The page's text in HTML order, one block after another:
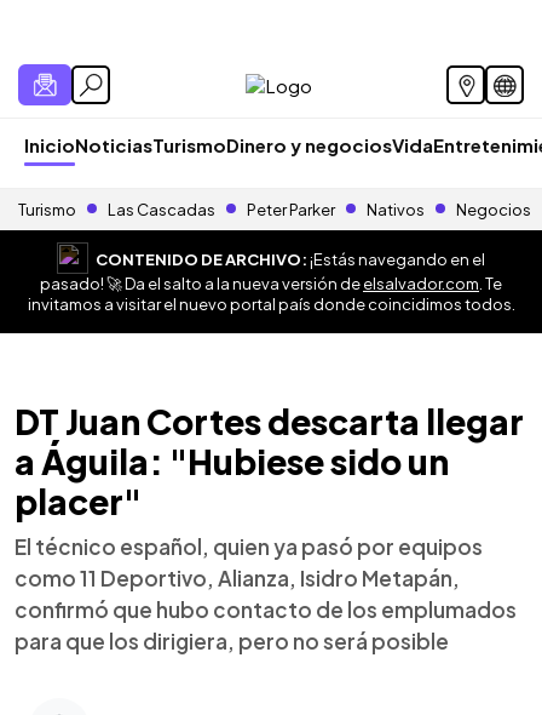
InicioNoticiasTurismoDinero y negociosVida
Turismo Las Cascadas Peter Parker Nativos Negocios
CONTENIDO DE ARCHIVO:¡Estás navegando en el
pasado! 🚀 Da el salto a la nueva versión deelsalvador.com . Te
invitamos a visitar el nuevo portal país donde coincidimos todos.
DT Juan Cortes descarta llegar
a Águila: "Hubiese sido un
placer"
El técnico español, quien ya pasó por equipos
como 11 Deportivo, Alianza, Isidro Metapán,
confirmó que hubo contacto de los emplumados
para que los dirigiera, pero no será posible